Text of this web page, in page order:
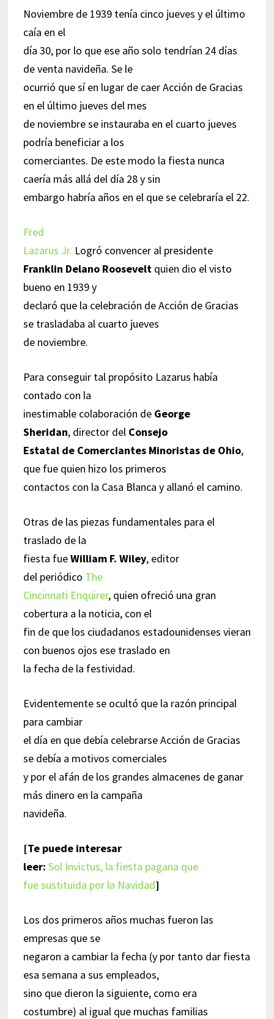
Noviembre de 1939 tenía cinco jueves y el último
caía en el
día 30, por lo que ese año solo tendrían 24 días
de venta navideña. Se le
ocurrió que sí en lugar de caer Acción de Gracias
en el último jueves del mes
de noviembre se instauraba en el cuarto jueves
podría beneficiar a los
comerciantes. De este modo la fiesta nunca
caería más allá del día 28 y sin
embargo habría años en el que se celebraría el 22.
Fred
Lazarus Jr. Logró convencer al presidente
Franklin Delano Rooseveltquien dio el visto
bueno en 1939 y
declaró que la celebración de Acción de Gracias
se trasladaba al cuarto jueves
de noviembre.
Para conseguir tal propósito Lazarus había
contado con la
inestimable colaboración de George
Sheridan, director del Consejo
Estatal de Comerciantes Minoristas de Ohio,
que fue quien hizo los primeros
contactos con la Casa Blanca y allanó el camino.
Otras de las piezas fundamentales para el
traslado de la
fiesta fueWilliam F. Wiley, editor
del periódico The
Cincinnati Enquirer, quien ofreció una gran
cobertura a la noticia, con el
fin de que los ciudadanos estadounidenses vieran
con buenos ojos ese traslado en
la fecha de la festividad.
Evidentemente se ocultó que la razón principal
para cambiar
el día en que debía celebrarse Acción de Gracias
se debía a motivos comerciales
y por el afán de los grandes almacenes de ganar
más dinero en la campaña
navideña.
[Te puede interesar
leer: Sol Invictus, la fiesta pagana que
fue sustituida por la Navidad]
Los dos primeros años muchas fueron las
empresas que se
negaron a cambiar la fecha (y por tanto dar fiesta
esa semana a sus empleados,
sino que dieron la siguiente, como era
costumbre) al igual que muchas familias